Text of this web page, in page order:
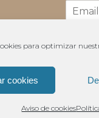
para optimizar
cookies
Aviso de cookies
r
*
m